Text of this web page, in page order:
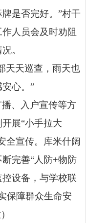
是否完好。”村干
人员会及时劝阻
。
天天巡查，雨天也
心。”
、入户宣传等方
展“小手拉大
全宣传。库米什阔
完善“人防+物防
设备，与学校联
保障群众生命安